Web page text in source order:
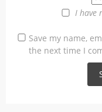
I have
Save my name,
the next time I